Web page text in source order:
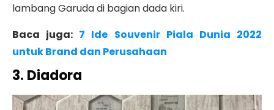
lambang Garuda di bagian dada kiri.
Baca juga: 7 Ide Souvenir Piala Dunia 2022
untuk Brand dan Perusahaan
3. Diadora